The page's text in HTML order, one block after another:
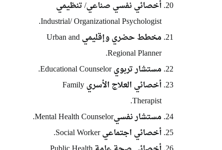
أخصائي نفسي صناعي/ تنظيمي
Industrial/ Organizational Psychologist.
مخطط حضري وإقليمي Urban and
Regional Planner.
مستشار تربوي Educational Counselor.
أخصائي العلاج الأسري Family
Therapist.
مستشار نفسيMental Health Counselor.
أخصائي اجتماعي Social Worker.